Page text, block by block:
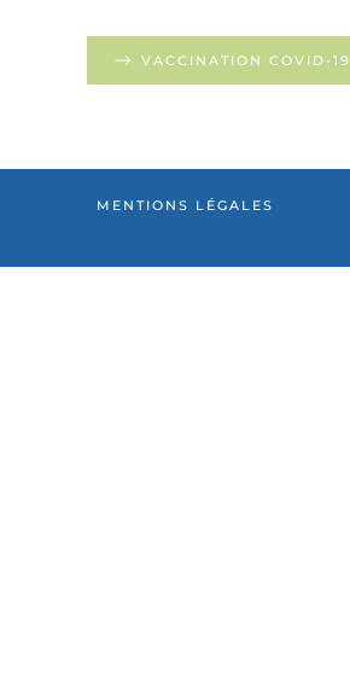
VACCINATION COVID-19
MENTIONS LÉGALES